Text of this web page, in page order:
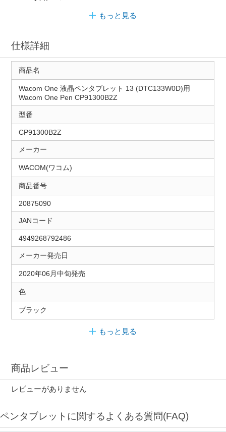
もっと見る
仕様詳細
商品名
Wacom One 液晶ペンタブレット 13 (DTC133W0D)用
Wacom One Pen CP91300B2Z
型番
CP91300B2Z
メーカー
WACOM(ワコム)
商品番号
20875090
JANコード
4949268792486
メーカー発売日
2020年06月中旬発売
色
ブラック
もっと見る
商品レビュー
レビューがありません
ペンタブレットに関するよくある質問(FAQ)